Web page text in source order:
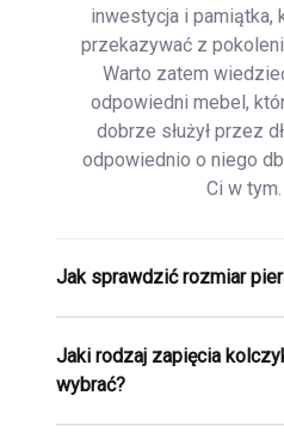
inwestycja i pamiątka,
przekazywać z
Warto zatem
odpowiedni mebel,
dobrze służył przez
odpowiednio o niego
Ci w tym.
Jak sprawdzić rozmiar
proces. Aby poznać
weź linijkę i przyłóż ją
Jaki rodzaj zapięcia
wybrać?